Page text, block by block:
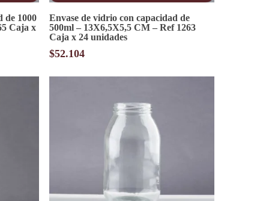
de 1000
Caja x
Envase de vidrio con capacidad de
500ml – 13X6,5X5,5 CM – Ref 1263
Caja x 24 unidades
$52.104